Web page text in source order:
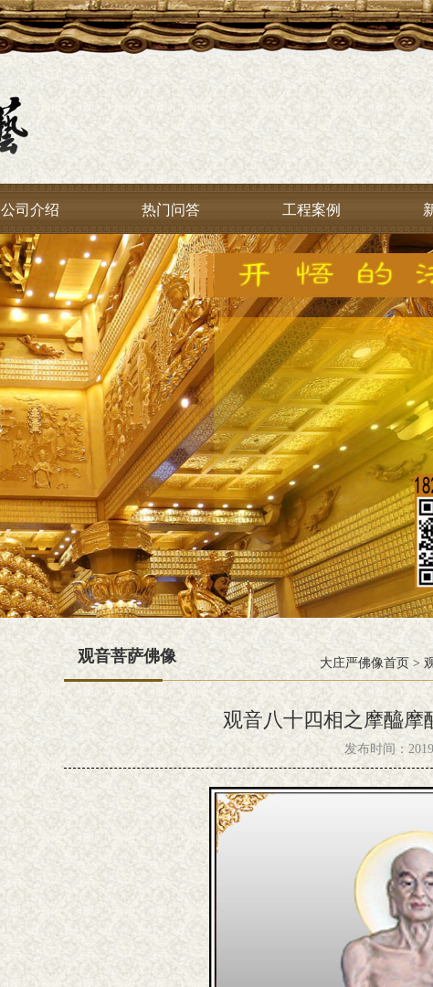
公司介绍 热门问答 工程案例
观音菩萨佛像 大庄严佛像首页 >
观音八十四相之摩醯摩
发布时间：